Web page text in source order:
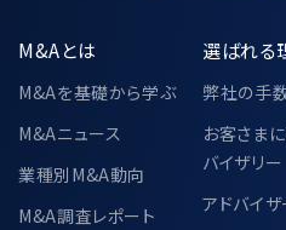
M&Aとは
M&Aを基礎から学ぶ
M&Aニュース
業種別M&A動向
M&A調査レポート
選ばれる
弊社の手
お客さま
バイザリー
アドバイ